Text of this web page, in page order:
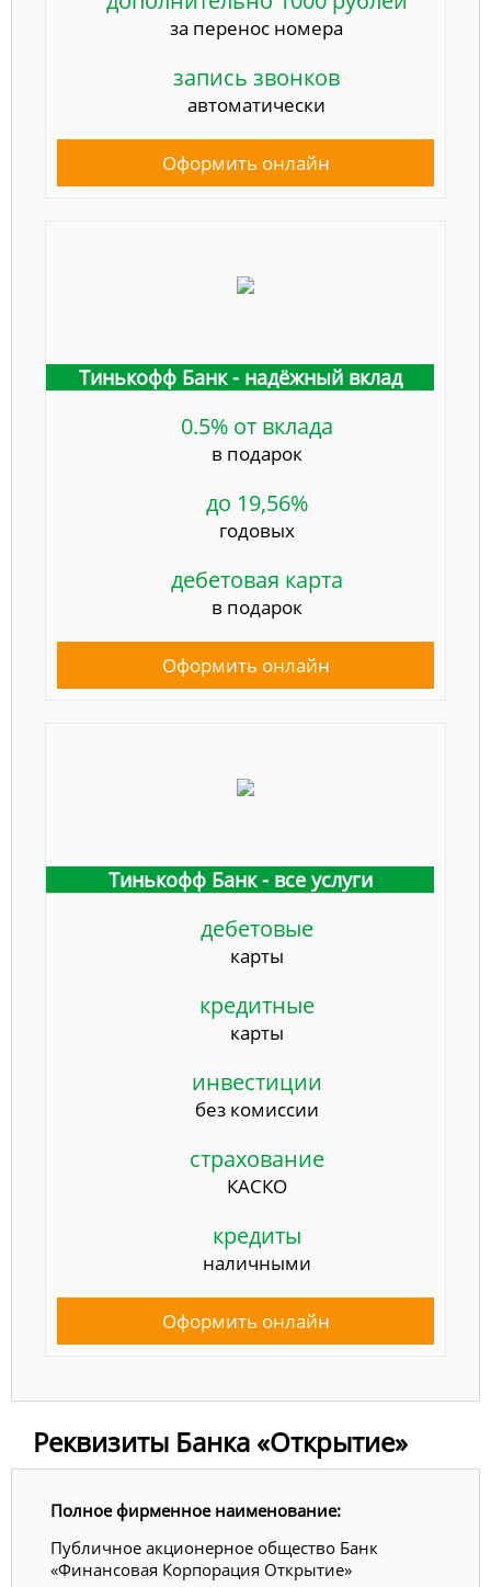
за перенос номера
запись звонков
автоматически
Оформить онлайн
Тинькофф Банк - надёжный вклад
0.5% от вклада
в подарок
до 19,56%
годовых
дебетовая карта
в подарок
Оформить онлайн
Тинькофф Банк - все услуги
дебетовые
карты
кредитные
карты
инвестиции
без комиссии
страхование
КАСКО
кредиты
наличными
Оформить онлайн
Реквизиты Банка «Открытие»
Полное фирменное наименование:
Публичное акционерное общество Банк
«Финансовая Корпорация Открытие»